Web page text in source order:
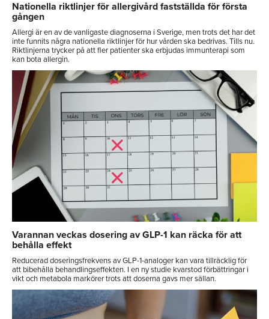
Nationella riktlinjer för allergivård fastställda för första
gången
Allergi är en av de vanligaste diagnoserna i Sverige, men trots det har det
inte funnits några nationella riktlinjer för hur vården ska bedrivas. Tills nu.
Riktlinjerna trycker på att fler patienter ska erbjudas immunterapi som
kan bota allergin.
Varannan veckas dosering av GLP-1 kan räcka för att
behålla effekt
Reducerad doseringsfrekvens av GLP-1-analoger kan vara tillräcklig för
att bibehålla behandlingseffekten. I en ny studie kvarstod förbättringar i
vikt och metabola markörer trots att doserna gavs mer sällan.